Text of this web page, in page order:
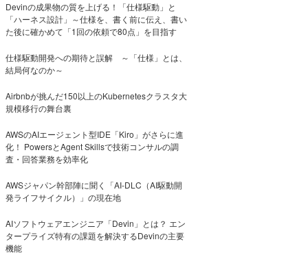
Devinの成果物の質を上げる！「仕様駆動」と
「ハーネス設計」～仕様を、書く前に伝え、書い
た後に確かめて「1回の依頼で80点」を目指す
仕様駆動開発への期待と誤解 ～「仕様」とは、
結局何なのか～
Airbnbが挑んだ150以上のKubernetesクラスタ大
規模移行の舞台裏
AWSのAIエージェント型IDE「Kiro」がさらに進
化！ PowersとAgent Skillsで技術コンサルの調
査・回答業務を効率化
AWSジャパン幹部陣に聞く「AI-DLC（AI駆動開
発ライフサイクル）」の現在地
AIソフトウェアエンジニア「Devin」とは？ エン
タープライズ特有の課題を解決するDevinの主要
機能